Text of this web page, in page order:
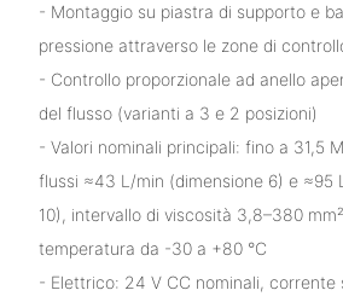
- Montaggio su piastra di supporto e
pressione attraverso le zone di
- Controllo proporzionale ad anello
del flusso (varianti a 3 e 2 posizioni)
- Valori nominali principali: fino a 31,5
flussi ≈43 L/min (dimensione 6) e ≈95
10), intervallo di viscosità 3,8–380
temperatura da -30 a +80 °C
- Elettrico: 24 V CC nominali, corrente